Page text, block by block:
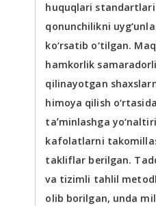
huquqlari
qonunchilikni
ko‘rsatib o‘tilgan.
hamkorlik
qilinayotgan
himoya qilish
taʼminlashga
kafolatlarni
takliflar berilgan.
va tizimli tahlil
olib borilgan, unda